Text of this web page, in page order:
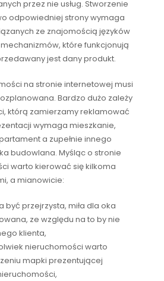
przez nie usług. Stworzenie
odpowiedniej strony wymaga
ze znajomością języków
które funkcjonują
jest dany produkt.
na stronie internetowej musi
Bardzo dużo zależy
którą zamierzamy reklamować
wymaga mieszkanie,
a zupełnie innego
budowlana. Myśląc o stronie
warto kierować się kilkoma
a mianowicie:
być przejrzysta, miła dla oka
ze względu na to by nie
klienta,
nieruchomości warto
mapki prezentującej